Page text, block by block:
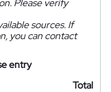
Please verify
sources. If
you can contact
entry
Total